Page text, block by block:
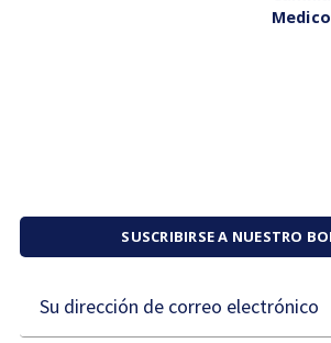
SUSCRIBIRSE A NUESTRO